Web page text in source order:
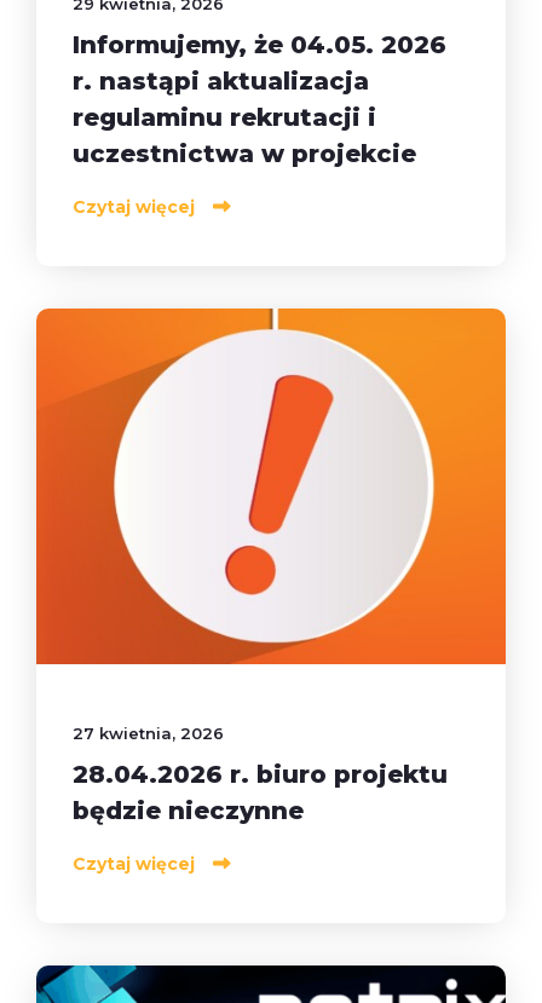
Informujemy, że 04.05. 2026
r. nastąpi aktualizacja
regulaminu rekrutacji i
uczestnictwa w projekcie
Czytaj więcej
27 kwietnia, 2026
28.04.2026 r. biuro projektu
będzie nieczynne
Czytaj więcej